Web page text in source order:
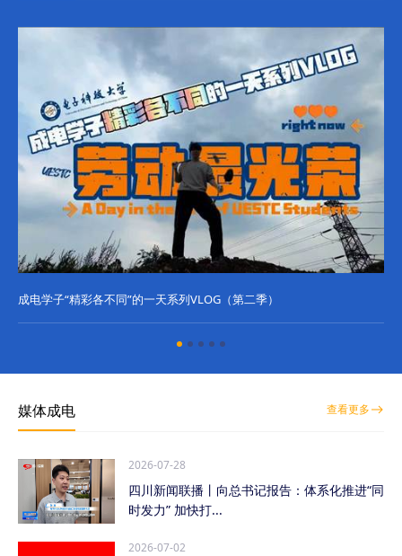
成电学子“精彩各不同”的一天系列VLOG（第二季）
媒体成电 查看更多
2026-07-28
四川新闻联播丨向总书记报告：体系化推进“同
时发力” 加快打...
2026-07-02